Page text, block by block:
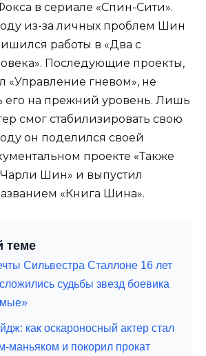
в сериале «Спин-Сити».
из-за личных проблем Шин
работы в «Два с
Последующие проекты,
«Управление гневом», не
его на прежний уровень. Лишь
смог стабилизировать свою
он поделился своей
проекте «Также
Шин» и выпустил
«Книга Шина».
теме
Сильвестра Сталлоне 16 лет
судьбы звезд боевика
как оскароносный актер стал
маньяком и покорил прокат